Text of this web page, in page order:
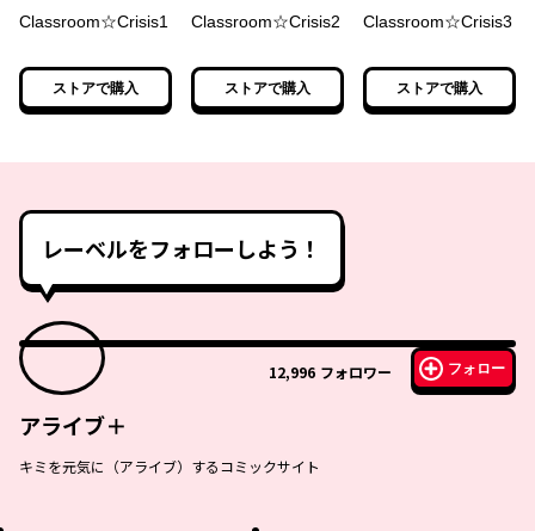
Classroom☆Crisis1
ストアで購入
Classroom☆Crisis2
ストアで購入
Classroom☆Crisis3
ストアで購入
レーベルをフォローしよう！
12,996 フォロワー フォロー
アライブ＋
キミを元気に（アライブ）するコミックサイト